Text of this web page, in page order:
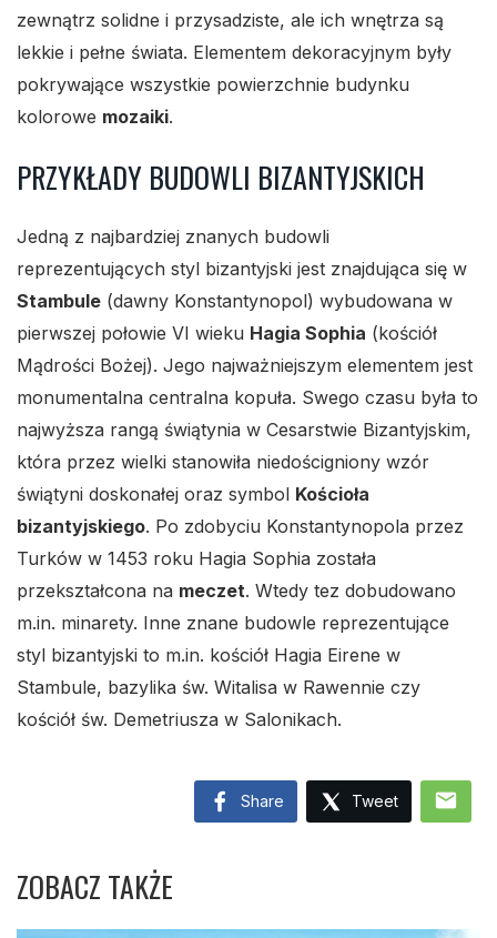
zewnątrz solidne i przysadziste, ale ich wnętrza są
lekkie i pełne świata. Elementem dekoracyjnym były
pokrywające wszystkie powierzchnie budynku
kolorowe mozaiki.
PRZYKŁADY BUDOWLI BIZANTYJSKICH
Jedną z najbardziej znanych budowli
reprezentujących styl bizantyjski jest znajdująca się w
Stambule (dawny Konstantynopol) wybudowana w
pierwszej połowie VI wieku Hagia Sophia (kościół
Mądrości Bożej). Jego najważniejszym elementem jest
monumentalna centralna kopuła. Swego czasu była to
najwyższa rangą świątynia w Cesarstwie Bizantyjskim,
która przez wielki stanowiła niedościgniony wzór
świątyni doskonałej oraz symbol Kościoła
bizantyjskiego. Po zdobyciu Konstantynopola przez
Turków w 1453 roku Hagia Sophia została
przekształcona na meczet. Wtedy tez dobudowano
m.in. minarety. Inne znane budowle reprezentujące
styl bizantyjski to m.in. kościół Hagia Eirene w
Stambule, bazylika św. Witalisa w Rawennie czy
kościół św. Demetriusza w Salonikach.
Share Tweet mail
ZOBACZ TAKŻE